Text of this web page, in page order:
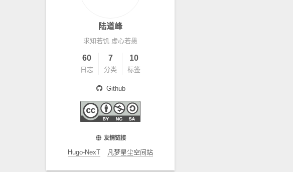
陆道峰
求知若饥 虚心若愚
60
日志
7
分类
10
标签
Github
友情链接
Hugo-NexT 凡梦星尘空间站